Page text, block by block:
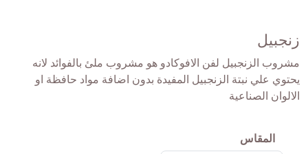
زنجبيل
مشروب الزنجبيل لفن الافوكادو هو مشروب ملئ بالفوائد لانه
يحتوي علي نبتة الزنجبيل المفيدة بدون اضافة مواد حافظة او
الالوان الصناعية
المقاس